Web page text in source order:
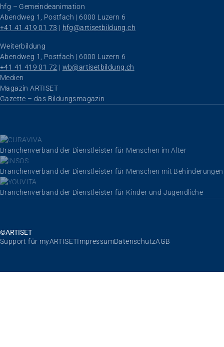
hfg – Gemeindeanimation
Abendweg 1, Postfach | 6000 Luzern 6
+41 41 419 01 73 | hfg@artisetbildung.ch
Weiterbildung
Abendweg 1, Postfach | 6000 Luzern 6
+41 41 419 01 72 | wb@artisetbildung.ch
Navigation überspringen
Medien
Magazin ARTISET
Gazette – das Bildungsmagazin
Branchenverband der Dienstleister für Menschen im Alter
Branchenverband der Dienstleister für Menschen mit Behinderungen
Branchenverband der Dienstleister für Kinder und Jugendliche
©ARTISET
Navigation überspringen
Support für myARTISETImpressumDatenschutzAGB